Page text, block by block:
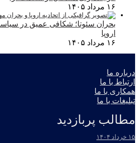
۱۶ مرداد ۱۴۰۵
بحران سئوتا؛ شکافی عمیق در
اروپا
۱۶ مرداد ۱۴۰۵
درباره ما
ارتباط با ما
همکاری با ما
تبلیغات با ما
مطالب پربازدید
۱۵ خرداد ۱۴۰۴